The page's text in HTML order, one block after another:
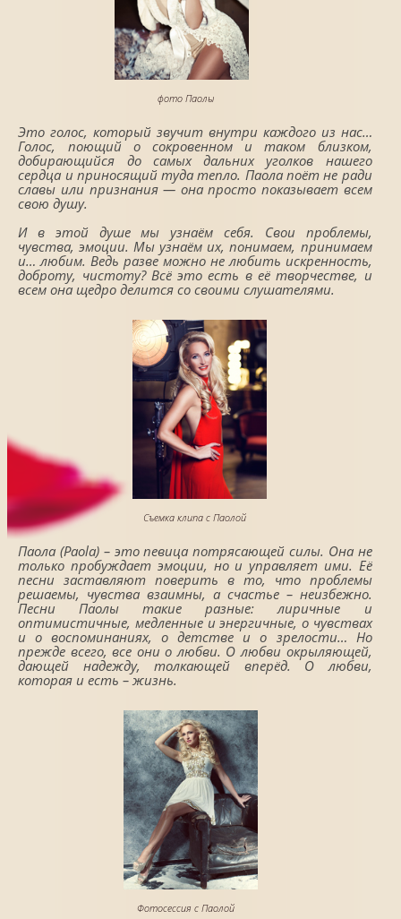
фото Паолы
Это голос, который звучит внутри каждого из нас…
Голос, поющий о сокровенном и таком близком,
добирающийся до самых дальних уголков нашего
сердца и приносящий туда тепло. Паола поёт не ради
славы или признания — она просто показывает всем
свою душу.
И в этой душе мы узнаём себя. Свои проблемы,
чувства, эмоции. Мы узнаём их, понимаем, принимаем
и… любим. Ведь разве можно не любить искренность,
доброту, чистоту? Всё это есть в её творчестве, и
всем она щедро делится со своими слушателями.
Съемка клипа с Паолой
Паола (Paola) – это певица потрясающей силы. Она не
только пробуждает эмоции, но и управляет ими. Её
песни заставляют поверить в то, что проблемы
решаемы, чувства взаимны, а счастье – неизбежно.
Песни Паолы такие разные: лиричные и
оптимистичные, медленные и энергичные, о чувствах
и о воспоминаниях, о детстве и о зрелости… Но
прежде всего, все они о любви. О любви окрыляющей,
дающей надежду, толкающей вперёд. О любви,
которая и есть – жизнь.
Фотосессия с Паолой